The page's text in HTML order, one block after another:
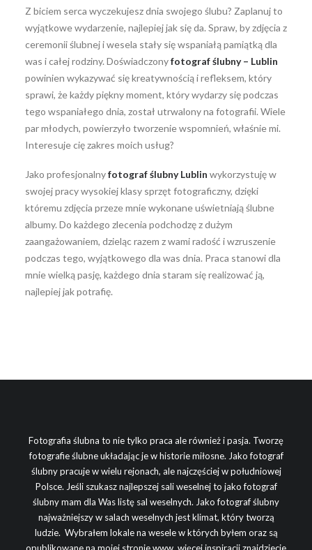
Z biciem serca wyczekujesz dnia swojego ślubu? Zaplanuj to
wyjątkowe wydarzenie, najlepiej jak się da. Spraw, by zdjęcia z
ceremonii ślubnej i wesela stały się wspaniałą pamiątką dla
was i całej rodziny. Doświadczonyfotograf ślubny – Lublin
powinien wykazywać się kreatywnością i refleksem, który
sprawi, że każdy piękny moment, który wydarzy się podczas
tego wspaniałego dnia, został utrwalony na fotografii. Wiele
par młodych, powierzyło tworzenie wspomnień, właśnie mi.
Interesuje cię zakres moich usług?
Jako profesjonalnyfotograf ślubny Lublin wykorzystuję w
swojej pracy wysokiej klasy sprzęt fotograficzny, dzięki
któremu zdjęcia przeze mnie wykonane uświetniają ślubne
albumy. Do każdego zlecenia podchodzę z dużym
zaangażowaniem, dzieląc razem z wami radość i wzruszenie
podczas tego, wyjątkowego dla was dnia. Praca stanowi dla
mnie wielką pasję, każdego dnia staram się realizować ją,
najlepiej jak potrafię.
Fotografia ślubna to nie tylko praca ale również i pasja. Tworzę
fotografie ślubne układając je w historie miłosne. Jako fotograf
ślubny pracuje w wielu rejonach, ale najczęściej w południowej
Polsce. Jeśli szukasz najlepszej sali weselnej to jako fotograf
ślubny mam dla Was listę sal weselnych. Jako fotograf ślubny
najważniejszy w salach weselnych jest klimat, który tworzą
ludzie. Wybrałem lokale na wesele w których byłem oraz są